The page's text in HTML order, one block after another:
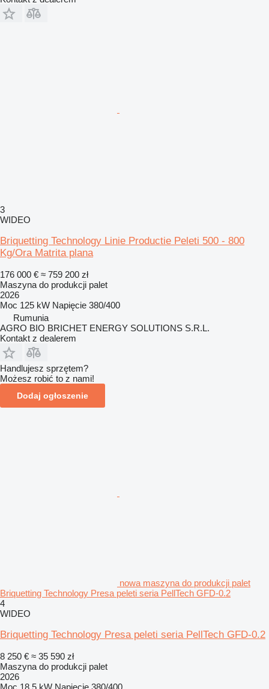
3
WIDEO
Briquetting Technology Linie Productie Peleti 500 - 800
Kg/Ora Matrita plana
176 000 € ≈ 759 200 zł
Maszyna do produkcji palet
2026
Moc 125 kW Napięcie 380/400
Rumunia
AGRO BIO BRICHET ENERGY SOLUTIONS S.R.L.
Kontakt z dealerem
Handlujesz sprzętem?
Możesz robić to z nami!
Dodaj ogłoszenie
nowa maszyna do produkcji palet
Briquetting Technology Presa peleti seria PellTech GFD-0.2
4
WIDEO
Briquetting Technology Presa peleti seria PellTech GFD-0.2
8 250 € ≈ 35 590 zł
Maszyna do produkcji palet
2026